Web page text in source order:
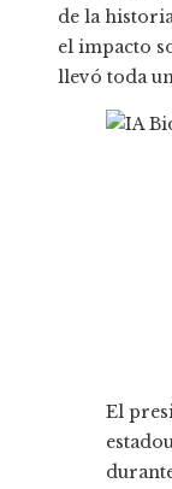
de la
el impacto
llevó toda
El